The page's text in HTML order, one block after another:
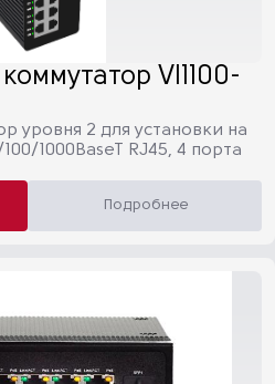
VI1100-
уровня 2 для установки на
1000BaseT RJ45, 4 порта
Подробнее